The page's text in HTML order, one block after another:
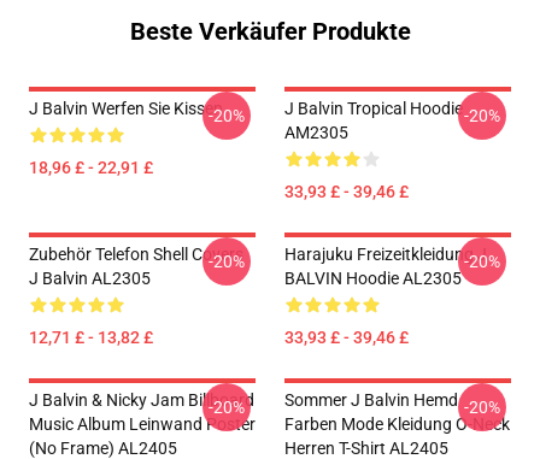
Beste Verkäufer Produkte
J Balvin Werfen Sie Kissen
18,96 £ - 22,91 £
-20%
J Balvin Tropical Hoodie
AM2305
33,93 £ - 39,46 £
-20%
Zubehör Telefon Shell Covers
J Balvin AL2305
12,71 £ - 13,82 £
-20%
Harajuku Freizeitkleidung J
BALVIN Hoodie AL2305
33,93 £ - 39,46 £
-20%
J Balvin & Nicky Jam Billboard
Music Album Leinwand Poster
(No Frame) AL2405
-20%
Sommer J Balvin Hemd
Farben Mode Kleidung O-Neck
Herren T-Shirt AL2405
-20%